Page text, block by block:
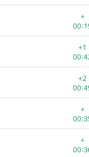
+
+1
+2
+
+
+
+